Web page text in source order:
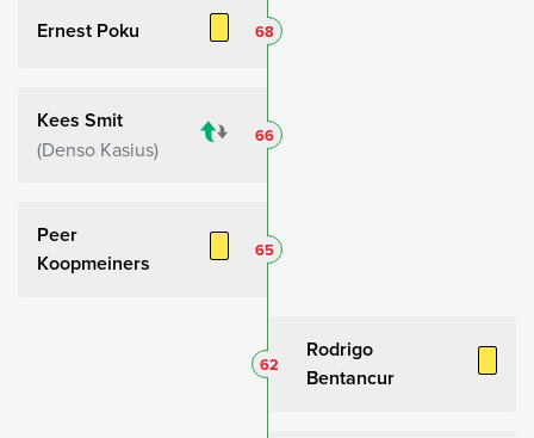
Ernest Poku 68
Kees Smit
Denso Kasius
66
Peer
Koopmeiners
65
Rodrigo
Bentancur
62